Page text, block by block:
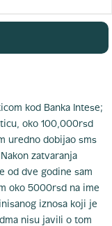
kod Banka Intese;
oko 100,000rsd
uredno dobijao sms
zatvaranja
od dve godine sam
oko 5000rsd na ime
iznosa koji je
nisu javili o tom